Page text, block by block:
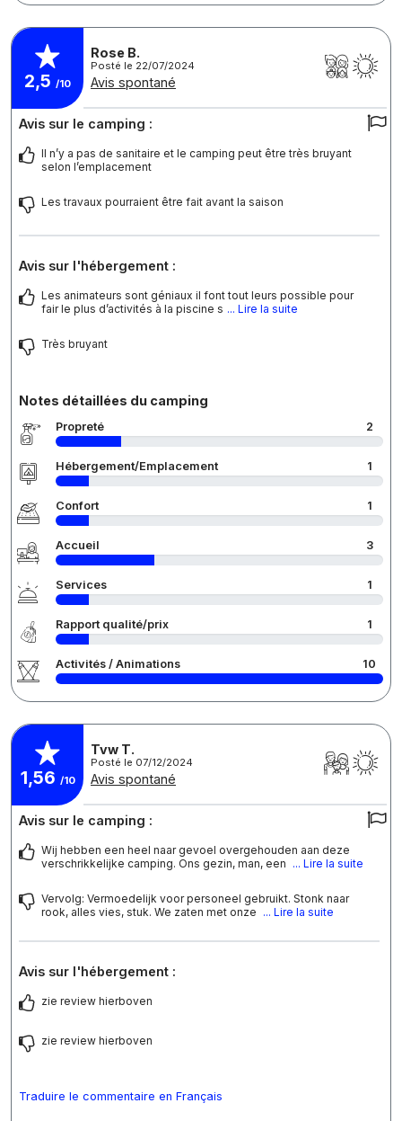
2,5 /10
Rose B.
Posté le 22/07/2024
Avis spontané
Avis sur le camping :
Il n’y a pas de sanitaire et le camping peut être très bruyant
selon l’emplacement
Les travaux pourraient être fait avant la saison
Avis sur l'hébergement :
Les animateurs sont géniaux il font tout leurs possible pour
fair le plus d’activités à la piscine s ... Lire la suite
Très bruyant
Notes détaillées du camping
Propreté 2
Hébergement/Emplacement 1
Confort 1
Accueil 3
Services 1
Rapport qualité/prix 1
Activités / Animations 10
1,56 /10
Tvw T.
Posté le 07/12/2024
Avis spontané
Avis sur le camping :
Wij hebben een heel naar gevoel overgehouden aan deze
verschrikkelijke camping. Ons gezin, man, een ... Lire la suite
Vervolg: Vermoedelijk voor personeel gebruikt. Stonk naar
rook, alles vies, stuk. We zaten met onze ... Lire la suite
Avis sur l'hébergement :
zie review hierboven
zie review hierboven
Traduire le commentaire en Français